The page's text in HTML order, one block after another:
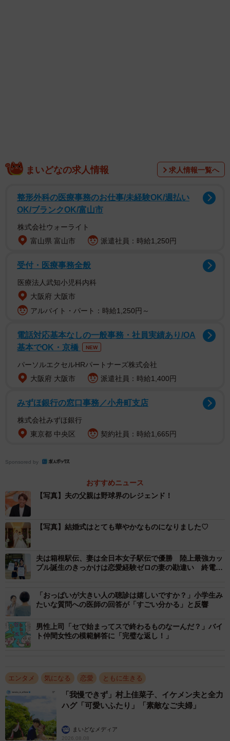
曲し、手の込んだ笑わせ方でおおいに盛り上げる夫…。こ
う。
結婚式では、父2人に急きょ、乾杯の挨拶を無茶ぶり！「さ
すがはレジェンド」と唸る貴重映像も番組で公開される！
「新婚さんいらっしゃい！」3月30日（日）昼12時55分～1
まいどなの求人情報 求人情報一覧へ
整形外科の医療事務のお仕事/未経験OK/週払い
OK/ブランクOK/富山市
株式会社ウォーライト
富山県 富山市
派遣社員：時給1,250円
受付・医療事務全般
医療法人武知小児科内科
大阪府 大阪市
アルバイト・パート：時給1,250円～
電話対応基本なしの一般事務・社員実績あり/OA
基本でOK・京橋
NEW
パーソルエクセルHRパートナーズ株式会社
大阪府 大阪市
派遣社員：時給1,400円
みずほ銀行の窓口事務／小舟町支店
株式会社みずほ銀行
東京都 中央区
契約社員：時給1,665円
Sponsored by
おすすめニュース
【写真】夫の父親は野球界のレジェンド！
【写真】結婚式はとても華やかなものになりました♡
夫は箱根駅伝、妻は全日本女子駅伝で優勝 陸上最強カッ
プル誕生のきっかけは恋愛経験ゼロの妻の勘違い 終電な
「おっぱいが大きい人の聴診は嬉しいですか？」小学生み
たいな質問への医師の回答が「すごい分かる」と反響
男性上司「セで始まってスで終わるものなーんだ？」バイ
ト仲間女性の模範解答に「完璧な返し！」
エンタメ 気になる 恋愛 ともに生きる
「我慢できず」村上佳菜子、イケメン夫と全力
ハグ「可愛いふたり」「素敵なご夫婦」
まいどなメディア
2026.08.08